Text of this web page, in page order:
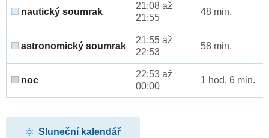
nautický soumrak
21:08 až
21:55
48 min.
astronomický soumrak
21:55 až
22:53
58 min.
noc
22:53 až
00:00
1 hod. 6 min.
Sluneční kalendář